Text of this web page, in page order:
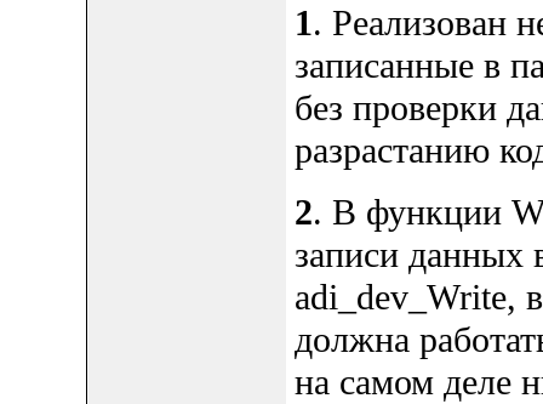
1. Реализован
записанные в
без проверки
разрастанию
2. В функции
записи данных
adi_dev_Write, в
должна
на самом деле